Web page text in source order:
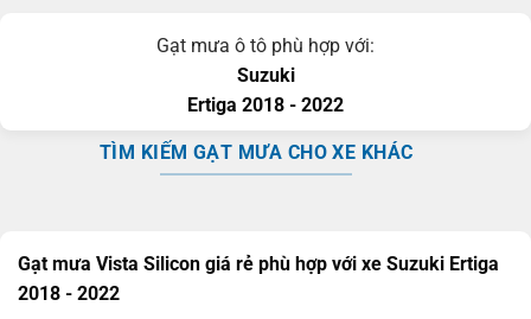
Gạt mưa ô tô phù hợp với:
Suzuki
Ertiga 2018 - 2022
TÌM KIẾM GẠT MƯA CHO XE KHÁC
Gạt mưa Vista Silicon giá rẻ phù hợp với xe Suzuki Ertiga
2018 - 2022